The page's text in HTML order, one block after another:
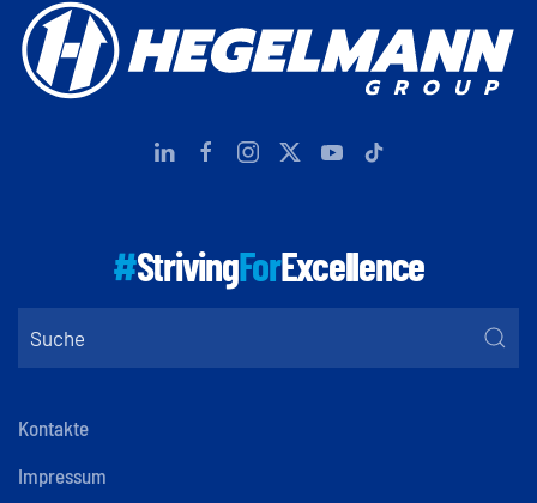
#StrivingForExcellence
Kontakte
Impressum